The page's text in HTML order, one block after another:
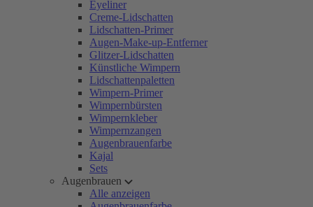
Eyeliner
Creme-Lidschatten
Lidschatten-Primer
Augen-Make-up-Entferner
Glitzer-Lidschatten
Künstliche Wimpern
Lidschattenpaletten
Wimpern-Primer
Wimpernbürsten
Wimpernkleber
Wimpernzangen
Augenbrauenfarbe
Kajal
Sets
Augenbrauen
Alle anzeigen